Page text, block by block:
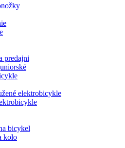
predajni
elektrobicykle
bicykel
kolo